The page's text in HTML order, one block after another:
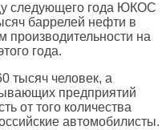
следующего года ЮКОС
баррелей нефти в
производительности на
года.
тысяч человек, а
предприятий
от того количества
автомобилисты.